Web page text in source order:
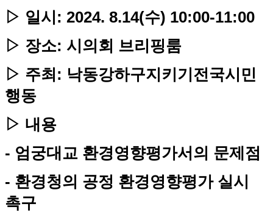
▷ 일시: 2024. 8.14(수) 10:00-11:00
▷ 장소: 시의회 브리핑룸
▷ 주최: 낙동강하구지키기전국시민
행동
▷ 내용
- 엄궁대교 환경영향평가서의 문제점
- 환경청의 공정 환경영향평가 실시
촉구